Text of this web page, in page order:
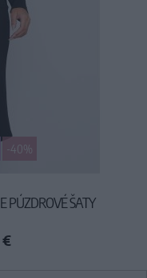
-40%
PÚZDROVÉ ŠATY
€